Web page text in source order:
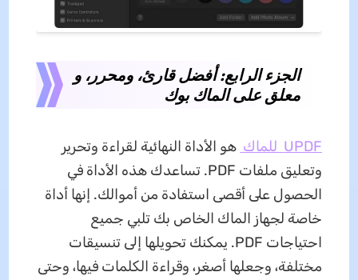
الجزء الرابع: أفضل قارئ، ومحرر، و
معلق على الماك بوك
UPDF للماك
هو الأداة النهائية لقراءة وتحرير
وتعليق ملفات PDF. تساعدك هذه الأداة في
الحصول على أقصى استفادة من أموالك. إنها أداة
خاصة لجهاز الماك الخاص بك تلبي جميع
احتياجات PDF. يمكنك تحويلها إلى تنسيقات
مختلفة، وجعلها أصغر، وقراءة الكلمات فيها، وحتى